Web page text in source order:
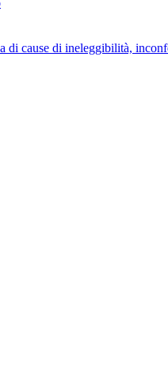
di cause di ineleggibilità,